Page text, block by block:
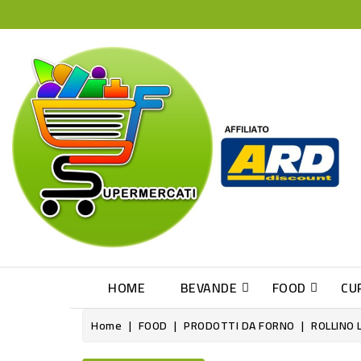
HOME BEVANDE FOOD
Home FOOD PRODOTTI DA FORNO ROLLINO